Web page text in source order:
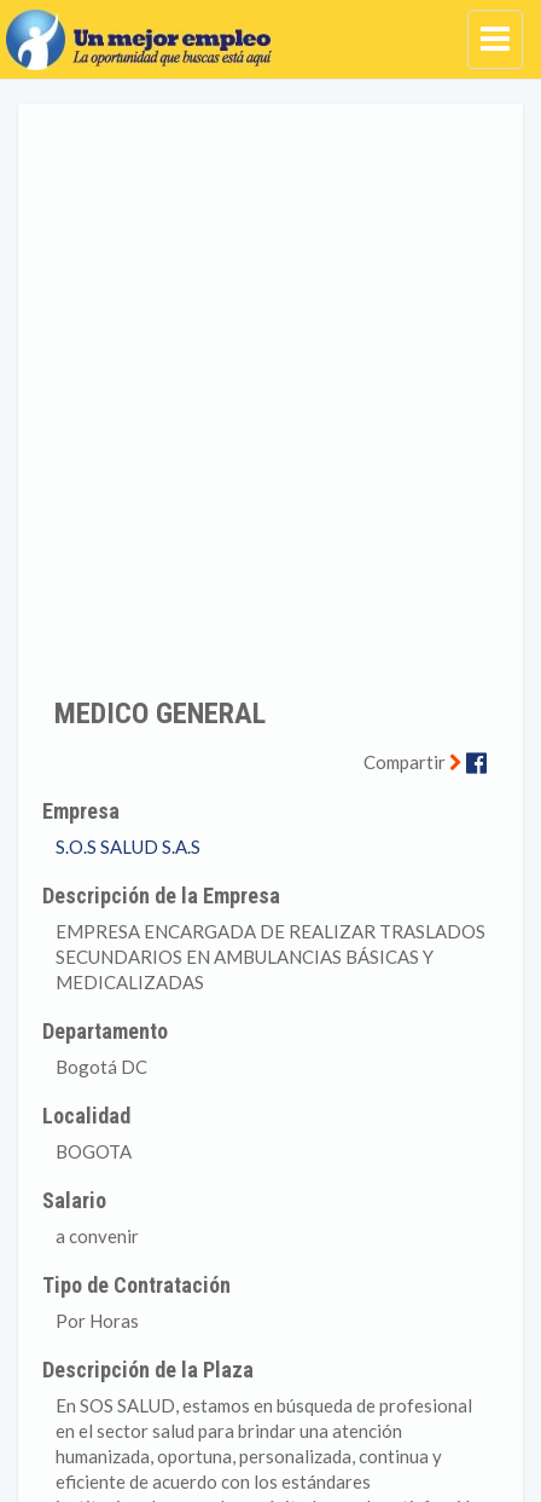
MEDICO GENERAL
Compartir
Empresa
S.O.S SALUD S.A.S
Descripción de la Empresa
EMPRESA ENCARGADA DE REALIZAR TRASLADOS
SECUNDARIOS EN AMBULANCIAS BÁSICAS Y
MEDICALIZADAS
Departamento
Bogotá DC
Localidad
BOGOTA
Salario
a convenir
Tipo de Contratación
Por Horas
Descripción de la Plaza
En SOS SALUD, estamos en búsqueda de profesional
en el sector salud para brindar una atención
humanizada, oportuna, personalizada, continua y
eficiente de acuerdo con los estándares